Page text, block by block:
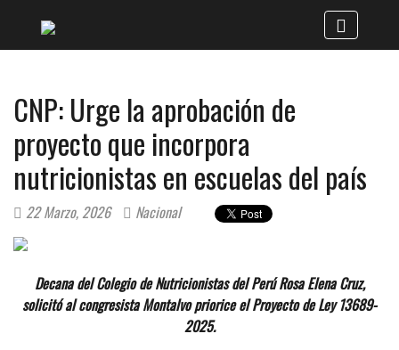
CNP: Urge la aprobación de
proyecto que incorpora
nutricionistas en escuelas del país
22 Marzo, 2026 Nacional
Decana del Colegio de Nutricionistas del Perú Rosa Elena Cruz,
solicitó al congresista Montalvo priorice el Proyecto de Ley 13689-
2025.